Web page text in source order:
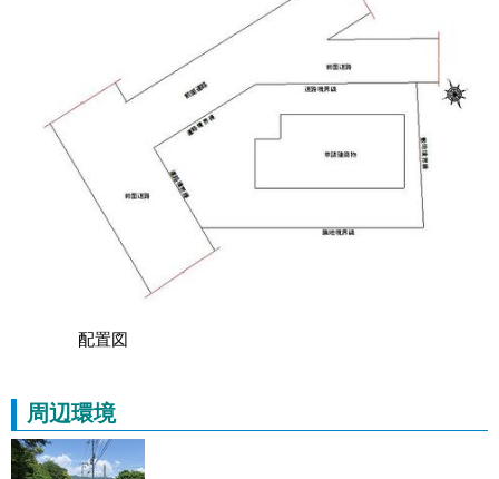
配置図
周辺環境